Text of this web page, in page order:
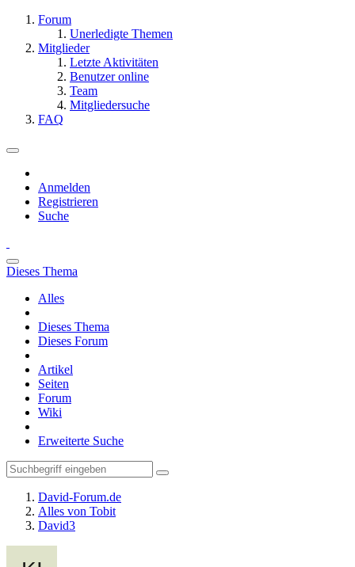
Forum
Unerledigte Themen
Mitglieder
Letzte Aktivitäten
Benutzer online
Team
Mitgliedersuche
FAQ
Anmelden
Registrieren
Suche
Dieses Thema
Alles
Dieses Thema
Dieses Forum
Artikel
Seiten
Forum
Wiki
Erweiterte Suche
David-Forum.de
Alles von Tobit
David3